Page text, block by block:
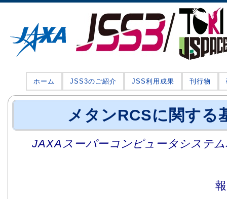
ホーム JSS3のご紹介 JSS利用成果 刊行物
メタンRCSに関する
JAXAスーパーコンピュータシステ